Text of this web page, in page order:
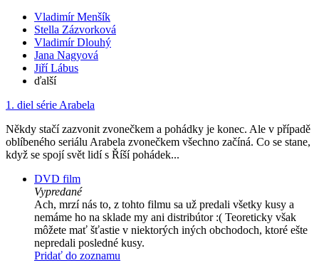
Vladimír Menšík
Stella Zázvorková
Vladimír Dlouhý
Jana Nagyová
Jiří Lábus
ďalší
1. diel série Arabela
Někdy stačí zazvonit zvonečkem a pohádky je konec. Ale v případě
oblíbeného seriálu Arabela zvonečkem všechno začíná. Co se stane,
když se spojí svět lidí s Říší pohádek...
DVD film
Vypredané
Ach, mrzí nás to, z tohto filmu sa už predali všetky kusy a
nemáme ho na sklade my ani distribútor :( Teoreticky však
môžete mať šťastie v niektorých iných obchodoch, ktoré ešte
nepredali posledné kusy.
Pridať do zoznamu